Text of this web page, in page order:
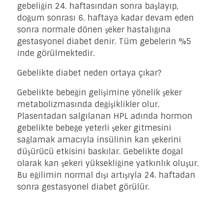
gebeliğin 24. haftasından sonra başlayıp,
doğum sonrası 6. haftaya kadar devam eden
sonra normale dönen şeker hastalığına
gestasyonel diabet denir. Tüm gebelerin %5
inde görülmektedir.
Gebelikte diabet neden ortaya çıkar?
Gebelikte bebeğin gelişimine yönelik şeker
metabolizmasında değişiklikler olur.
Plasentadan salgılanan HPL adında hormon
gebelikte bebeğe yeterli şeker gitmesini
sağlamak amacıyla insülinin kan şekerini
düşürücü etkisini baskılar. Gebelikte doğal
olarak kan şekeri yüksekliğine yatkınlık oluşur.
Bu eğilimin normal dışı artışıyla 24. haftadan
sonra gestasyonel diabet görülür.